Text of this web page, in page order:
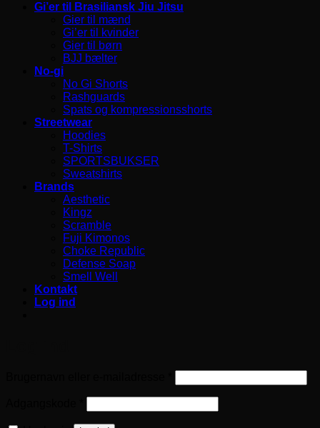
Gi’er til Brasiliansk Jiu Jitsu
Gier til mænd
Gi’er til kvinder
Gier til børn
BJJ bælter
No-gi
No Gi Shorts
Rashguards
Spats og kompressionsshorts
Streetwear
Hoodies
T-Shirts
SPORTSBUKSER
Sweatshirts
Brands
Aesthetic
Kingz
Scramble
Fuji Kimonos
Choke Republic
Defense Soap
Smell Well
Kontakt
Log ind